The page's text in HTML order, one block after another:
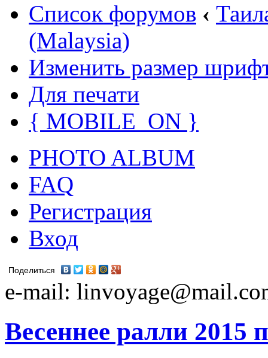
Список форумов ‹
(Malaysia)
Изменить размер
Для печати
{ MOBILE_ON }
PHOTO ALBUM
FAQ
Регистрация
Вход
Поделиться
e-mail:
Весеннее ралли 2015